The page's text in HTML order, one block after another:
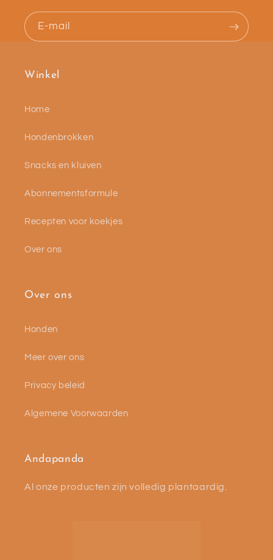
E‑mail
Winkel
Home
Hondenbrokken
Snacks en kluiven
Abonnementsformule
Recepten voor koekjes
Over ons
Over ons
Honden
Meer over ons
Privacy beleid
Algemene Voorwaarden
Andapanda
Al onze producten zijn volledig plantaardig.